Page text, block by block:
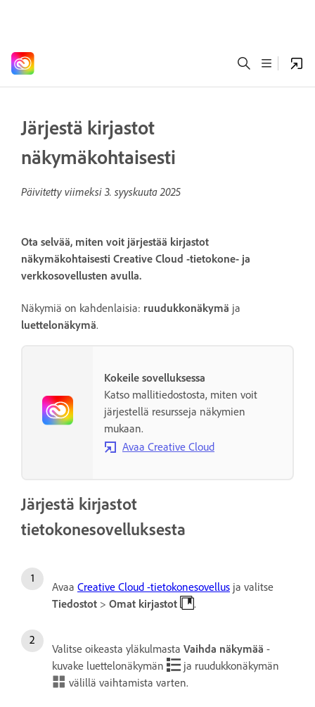
Järjestä kirjastot
näkymäkohtaisesti
Päivitetty viimeksi 3. syyskuuta 2025
Ota selvää, miten voit järjestää kirjastot
näkymäkohtaisesti Creative Cloud -tietokone- ja
verkkosovellusten avulla.
Näkymiä on kahdenlaisia: ruudukkonäkymä ja
luettelonäkymä.
Kokeile sovelluksessa
Katso mallitiedostosta, miten voit
järjestellä resursseja näkymien
mukaan.
Avaa Creative Cloud
Järjestä kirjastot
tietokonesovelluksesta
Avaa Creative Cloud -tietokonesovellus ja valitse
Tiedostot > Omat kirjastot .
Valitse oikeasta yläkulmasta Vaihda näkymää -
kuvake luettelonäkymän
ja ruudukkonäkymän
välillä vaihtamista varten.